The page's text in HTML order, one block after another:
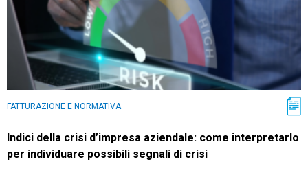
FATTURAZIONE E NORMATIVA
Indici della crisi d’impresa aziendale: come interpretarlo
per individuare possibili segnali di crisi